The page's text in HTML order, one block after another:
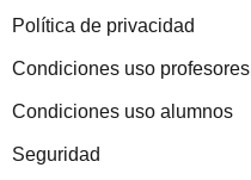
Política de privacidad
Condiciones uso profesores
Condiciones uso alumnos
Seguridad